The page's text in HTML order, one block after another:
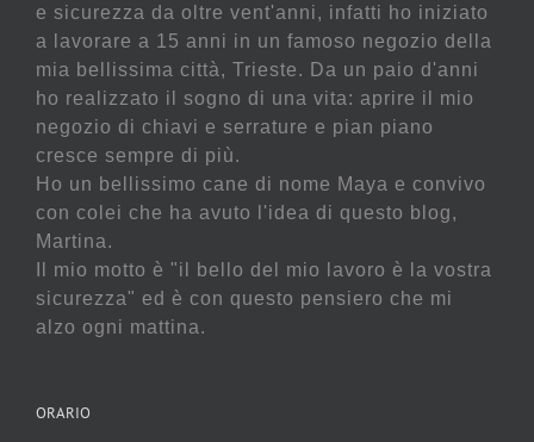
e sicurezza da oltre vent'anni, infatti ho iniziato
a lavorare a 15 anni in un famoso negozio della
mia bellissima città, Trieste. Da un paio d'anni
ho realizzato il sogno di una vita: aprire il mio
negozio di chiavi e serrature e pian piano
cresce sempre di più.
Ho un bellissimo cane di nome Maya e convivo
con colei che ha avuto l'idea di questo blog,
Martina.
Il mio motto è "il bello del mio lavoro è la vostra
sicurezza" ed è con questo pensiero che mi
alzo ogni mattina.
ORARIO